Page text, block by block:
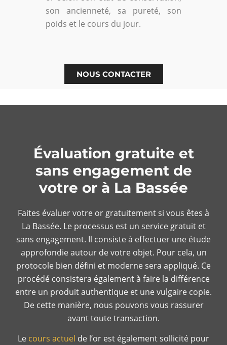
son ancienneté, sa pureté, son
poids et le cours du jour.
NOUS CONTACTER
Évaluation gratuite et
sans engagement de
votre or à La Bassée
Faites évaluer votre or gratuitement si vous êtes à
La Bassée. Le processus est un service gratuit et
sans engagement. Il consiste à effectuer une étude
approfondie autour de votre objet. Pour cela, un
protocole bien défini et moderne sera appliqué. Ce
procédé consistera également à faire la différence
entre un produit authentique et une vulgaire copie.
De cette manière, nous pouvons vous rassurer
avant toute transaction.
Le cours actuel de l’or est également sollicité pour